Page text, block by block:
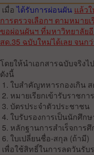
เมื่อได้รับการผ่อนผัน แล้ว
การตรวจเลือกฯ ตามหมาย
ขอผ่อนผันฯ ที่มหาวิทยาลัย
สด.35 ฉบับใหม่ได้เลย จนก
โดยให้นำเอกสารฉบับจริง
ดังนี้
1. ใบสำคัญทหารกองเกิน ส
2. หมายเรียกเข้ารับราชกา
3. บัตรประจำตัวประชาชน
4. ใบรับรองการเป็นนักศึกษ
5. หลักฐานการสำเร็จการ
6. ใบเปลี่ยนชื่อ-สกุล (ถ้ามี)
เพื่อใช้สิทธิ์ในการลดวันรับ